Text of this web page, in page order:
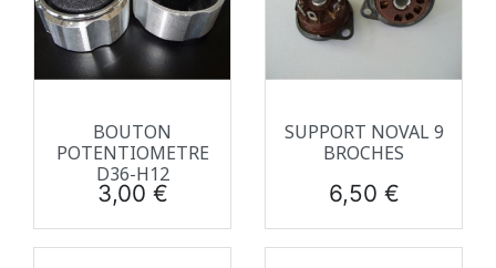
BOUTON
POTENTIOMETRE
D36-H12
Prix
3,00 €
SUPPORT NOVAL 9
BROCHES
Prix
6,50 €